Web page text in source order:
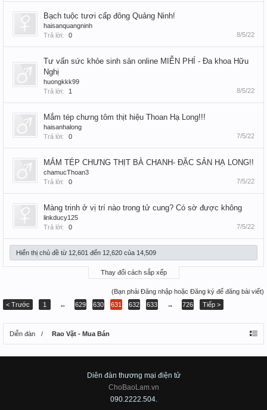
Bạch tuộc tươi cấp đông Quảng Ninh!
haisanquangninh
Trả lời:
0 8/5/22
Tư vấn sức khỏe sinh sản online MIỄN PHÍ - Đa khoa Hữu
Nghị
huongkkk99
Trả lời:
1 8/5/22
Mắm tép chưng tôm thịt hiệu Thoan Hạ Long!!!
haisanhalong
Trả lời:
0 7/5/22
MẮM TÉP CHƯNG THỊT BÀ CHANH- ĐẶC SẢN HẠ LONG!!
chamucThoan3
Trả lời:
0 7/5/22
Màng trinh ở vị trí nào trong tử cung? Có sờ được không
linkducy125
Trả lời:
0 7/5/22
Hiển thị chủ đề từ 12,601 đến 12,620 của 14,509
Thay đổi cách sắp xếp
(Bạn phải Đăng nhập hoặc Đăng ký để đăng bài viết)
< Trước
1 ← 629 630 631 632 633 → 726 Tiếp >
Diễn đàn Rao Vặt - Mua Bán
Diên đàn thương mại điện tử
ChoBaoLam.vn
090.2222.504.